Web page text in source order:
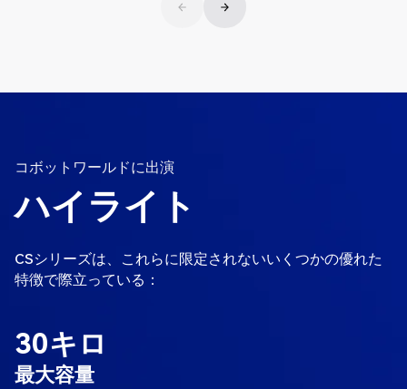
コボットワールドに出演
ハイライト
CSシリーズは、これらに限定されないいくつかの優れた
特徴で際立っている：
30キロ
最大容量